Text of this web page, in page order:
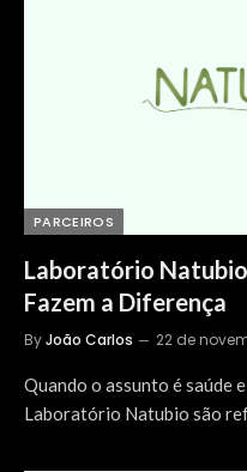
PARCEIROS
Laboratório
Fazem a Diferença
ByJoão Carlos 22 de
Quando o assunto é saúde
Laboratório Natubio são